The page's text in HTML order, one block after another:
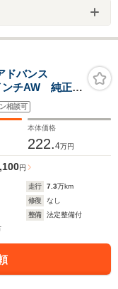
ドバンス
チAW 純正ナ
トヒーター
トキー ヘッ
相談可
本体価格
222.4万円
円
走行 7.3万km
修復
なし
整備
法定整備付